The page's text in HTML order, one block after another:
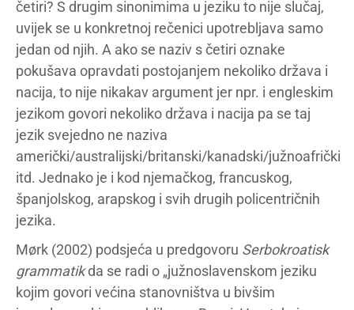
četiri? S drugim sinonimima u jeziku to nije slučaj,
uvijek se u konkretnoj rečenici upotrebljava samo
jedan od njih. A ako se naziv s četiri oznake
pokušava opravdati postojanjem nekoliko država i
nacija, to nije nikakav argument jer npr. i engleskim
jezikom govori nekoliko država i nacija pa se taj
jezik svejedno ne naziva
američki/australijski/britanski/kanadski/južnoafrički
itd. Jednako je i kod njemačkog, francuskog,
španjolskog, arapskog i svih drugih policentričnih
jezika.
Mørk (2002) podsjeća u predgovoru Serbokroatisk
grammatikda se radi o „južnoslavenskom jeziku
kojim govori većina stanovništva u bivšim